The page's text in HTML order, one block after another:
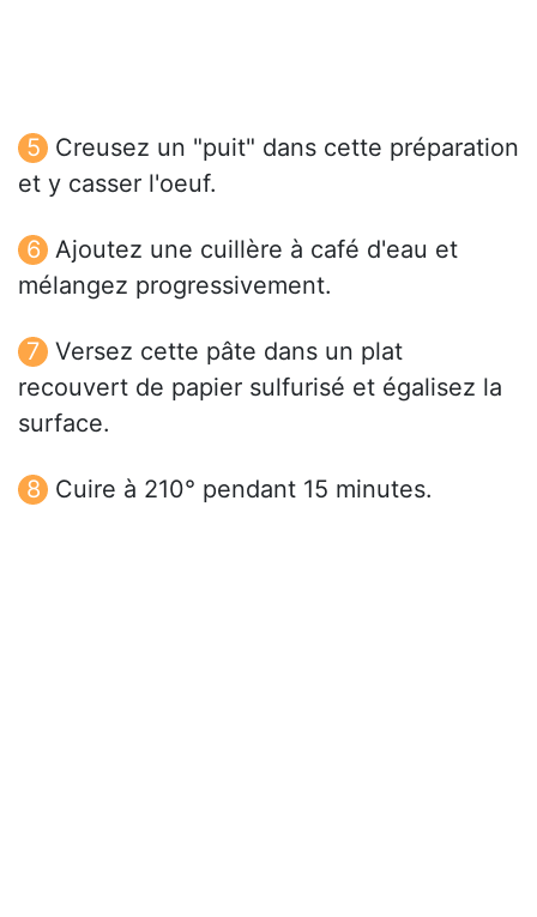
Creusez un "puit" dans cette préparation
et y casser l'oeuf.
Ajoutez une cuillère à café d'eau et
mélangez progressivement.
Versez cette pâte dans un plat
recouvert de papier sulfurisé et égalisez la
surface.
Cuire à 210° pendant 15 minutes.